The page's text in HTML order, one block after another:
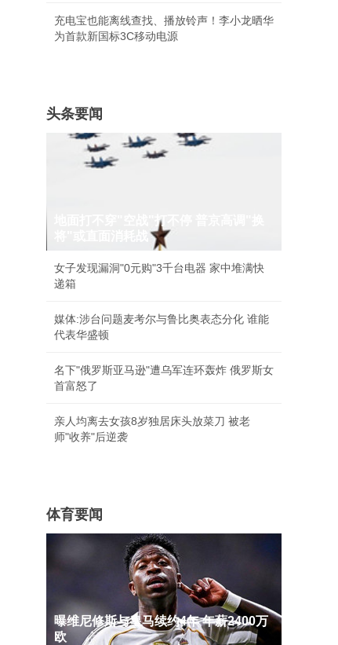
充电宝也能离线查找、播放铃声！李小龙晒华
为首款新国标3C移动电源
头条要闻
地面打不穿"空战"打不停 普京高调"换
女子发现漏洞"0元购"3千台电器 家中堆满快
递箱
媒体:涉台问题麦考尔与鲁比奥表态分化 谁能
代表华盛顿
名下"俄罗斯亚马逊"遭乌军连环轰炸 俄罗斯女
首富怒了
亲人均离去女孩8岁独居床头放菜刀 被老
师"收养"后逆袭
体育要闻
曝维尼修斯与皇马续约4年 年薪2400万
欧